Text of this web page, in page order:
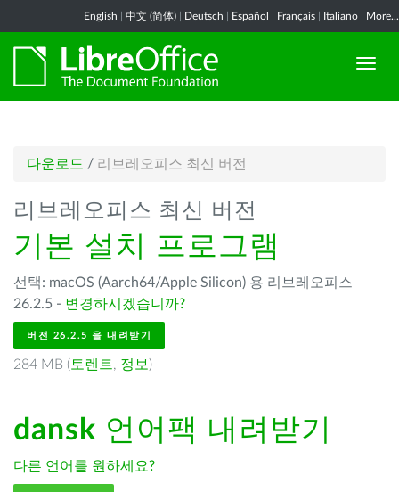
English 中文 (简体) Deutsch Español Français Italiano More...
다운로드 / 리브레오피스 최신 버전
리브레오피스 최신 버전
기본 설치 프로그램
선택: macOS (Aarch64/Apple Silicon) 용 리브레오피스
26.2.5 - 변경하시겠습니까?
버전 26.2.5 을 내려받기
284 MB ( 토렌트, 정보 )
dansk 언어팩 내려받기
다른 언어를 원하세요?